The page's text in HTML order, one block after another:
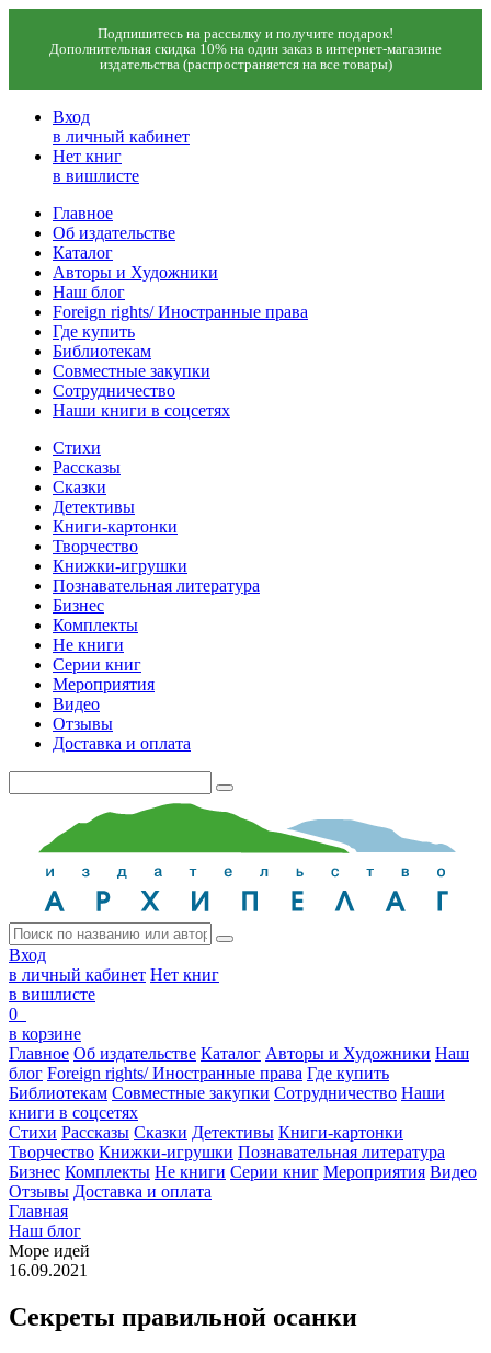
Подпишитесь на рассылку и получите подарок!
Дополнительная скидка 10% на один заказ в интернет-магазине
издательства (распространяется на все товары)
Вход
в личный кабинет
Нет книг
в вишлисте
Главное
Об издательстве
Каталог
Авторы и Художники
Наш блог
Foreign rights/ Иностранные права
Где купить
Библиотекам
Совместные закупки
Сотрудничество
Наши книги в соцсетях
Стихи
Рассказы
Сказки
Детективы
Книги-картонки
Творчество
Книжки-игрушки
Познавательная литература
Бизнес
Комплекты
Не книги
Серии книг
Мероприятия
Видео
Отзывы
Доставка и оплата
Вход
в личный кабинет Нет книг
в вишлисте
0
в корзине
Главное Об издательстве Каталог Авторы и Художники Наш
блог Foreign rights/ Иностранные права Где купить
Библиотекам Совместные закупки Сотрудничество Наши
книги в соцсетях
Стихи Рассказы Сказки Детективы Книги-картонки
Творчество Книжки-игрушки Познавательная литература
Бизнес Комплекты Не книги Серии книг Мероприятия Видео
Отзывы Доставка и оплата
Главная
Наш блог
Море идей
16.09.2021
Секреты правильной осанки